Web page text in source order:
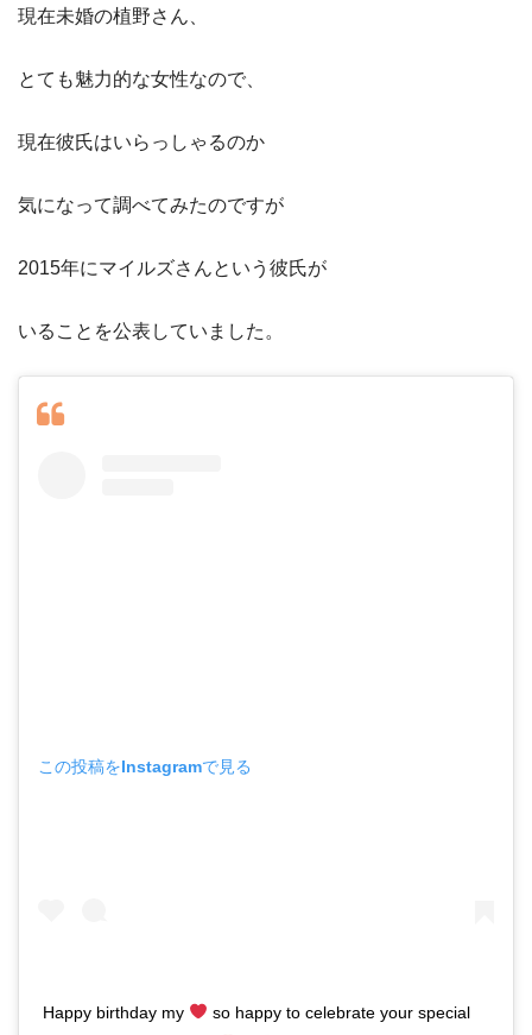
現在未婚の植野さん、
とても魅力的な女性なので、
現在彼氏はいらっしゃるのか
気になって調べてみたのですが
2015年にマイルズさんという彼氏が
いることを公表していました。
この投稿をInstagramで見る
Happy birthday my
so happy to celebrate your special